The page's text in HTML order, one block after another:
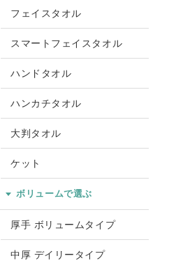
フェイスタオル
スマートフェイスタオル
ハンドタオル
ハンカチタオル
大判タオル
ケット
ボリュームで選ぶ
厚手 ボリュームタイプ
中厚 デイリータイプ